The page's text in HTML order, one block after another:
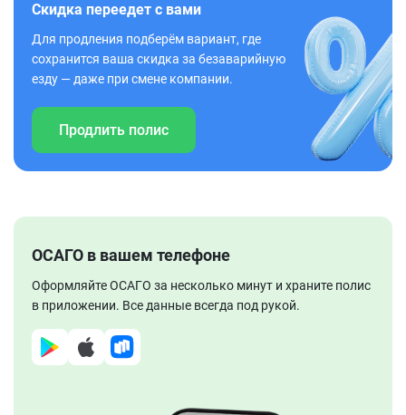
Скидка переедет с вами
Для продления подберём вариант, где
сохранится ваша скидка за безаварийную
езду — даже при смене компании.
Продлить полис
ОСАГО в вашем телефоне
Оформляйте ОСАГО за несколько минут и храните полис
в приложении. Все данные всегда под рукой.